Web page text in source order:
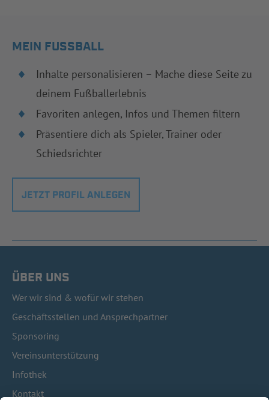
MEIN FUSSBALL
Inhalte personalisieren – Mache diese Seite zu
deinem Fußballerlebnis
Favoriten anlegen, Infos und Themen filtern
Präsentiere dich als Spieler, Trainer oder
Schiedsrichter
JETZT PROFIL ANLEGEN
ÜBER UNS
Wer wir sind & wofür wir stehen
Geschäftsstellen und Ansprechpartner
Sponsoring
Vereinsunterstützung
Infothek
Kontakt